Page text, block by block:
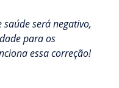
será negativo,
para os
essa correção!